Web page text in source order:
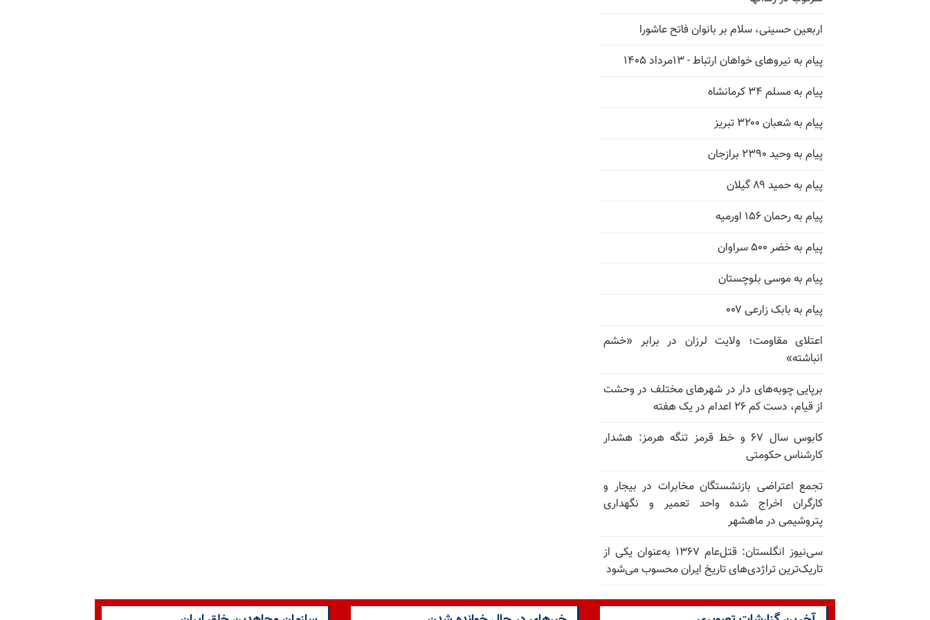
اربعین حسینی، سلام بر بانوان فاتح عاشورا
پیام به نیروهای خواهان ارتباط - ۱۳مرداد ۱۴۰۵
پیام به مسلم ۳۴ کرمانشاه
پیام به شعبان ۳۲۰۰ تبریز
پیام به وحید ۲۳۹۰ برازجان
پیام به حمید ۸۹ گیلان
پیام به رحمان ۱۵۶ اورمیه
پیام به خضر ۵۰۰ سراوان
پیام به موسی بلوچستان
پیام به بابک زارعی ۰۰۷
اعتلای مقاومت؛ ولایت لرزان در برابر «خشم
انباشته»
برپایی چوبه‌های دار در شهرهای مختلف در وحشت
از قیام، دست کم ۲۶ اعدام در یک هفته
کابوس سال ۶۷ و خط قرمز تنگه هرمز: هشدار
کارشناس حکومتی
تجمع اعتراضی بازنشستگان مخابرات در بیجار و
کارگران اخراج شده واحد تعمیر و نگهداری
پتروشیمی در ماهشهر
سی‌نیوز انگلستان: قتل‌عام ۱۳۶۷ به‌عنوان یکی از
تاریک‌ترین تراژدی‌های تاریخ ایران محسوب می‌شود